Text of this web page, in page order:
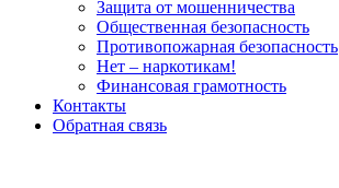
Защита от мошенничества
Общественная безопасность
Противопожарная безопасность
Нет – наркотикам!
Финансовая грамотность
Контакты
Обратная связь